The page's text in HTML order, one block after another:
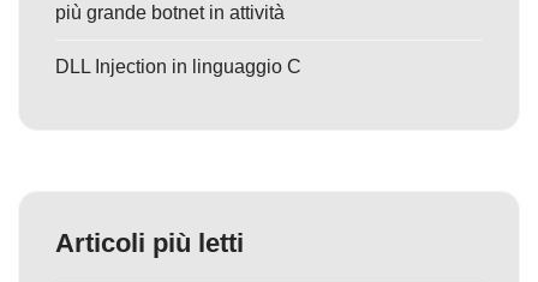
più grande botnet in attività
DLL Injection in linguaggio C
Articoli più letti